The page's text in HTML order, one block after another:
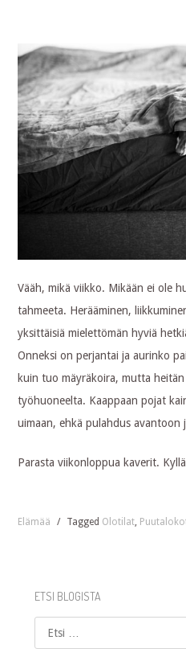
Vääh, mikä viikko. Mikään ei ole
tahmeeta. Herääminen,
yksittäisiä mielettömän hyviä
Onneksi on perjantai ja aurinko
kuin tuo mäyräkoira, mutta
työhuoneelta. Kaappaan pojat
uimaan, ehkä pulahdus avantoon
Parasta viikonloppua kaverit.
Elämää / Tagged Olotilat,
ETSI BLOGISTA
Etsi